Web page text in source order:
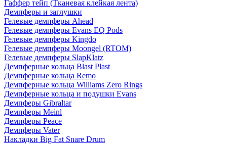
Гаффер тейп (Тканевая клейкая лента)
Демпферы и заглушки
Гелевые демпферы Ahead
Гелевые демпферы Evans EQ Pods
Гелевые демпферы Kingdo
Гелевые демпферы Moongel (RTOM)
Гелевые демпферы SlapKlatz
Демпферные кольца Blast Plast
Демпферные кольца Remo
Демпферные кольца Williams Zero Rings
Демпферные кольца и подушки Evans
Демпферы Gibraltar
Демпферы Meinl
Демпферы Peace
Демпферы Vater
Накладки Big Fat Snare Drum